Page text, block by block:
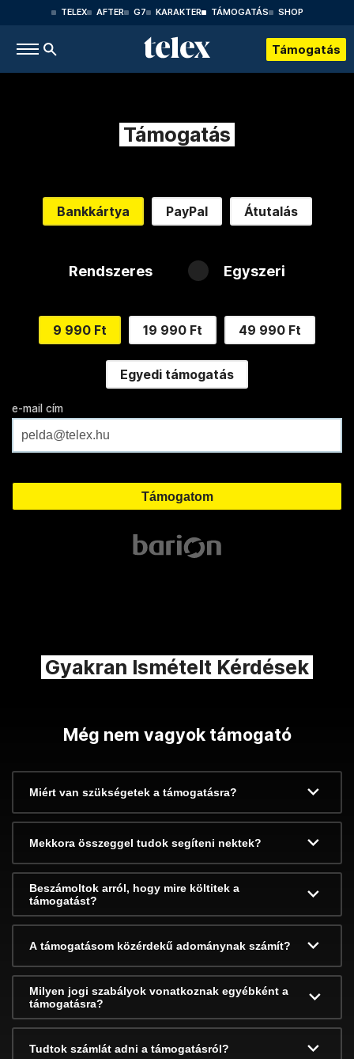
TELEX AFTER G7 KARAKTER TÁMOGATÁS SHOP
Támogatás
Támogatás
Bankkártya PayPal Átutalás
Rendszeres Egyszeri
9 990 Ft 19 990 Ft 49 990 Ft
Egyedi támogatás
e-mail cím
Gyakran Ismételt Kérdések
Még nem vagyok támogató
Miért van szükségetek a támogatásra?
Mekkora összeggel tudok segíteni nektek?
Beszámoltok arról, hogy mire költitek a
támogatást?
A támogatásom közérdekű adománynak számít?
Milyen jogi szabályok vonatkoznak egyébként a
támogatásra?
Tudtok számlát adni a támogatásról?